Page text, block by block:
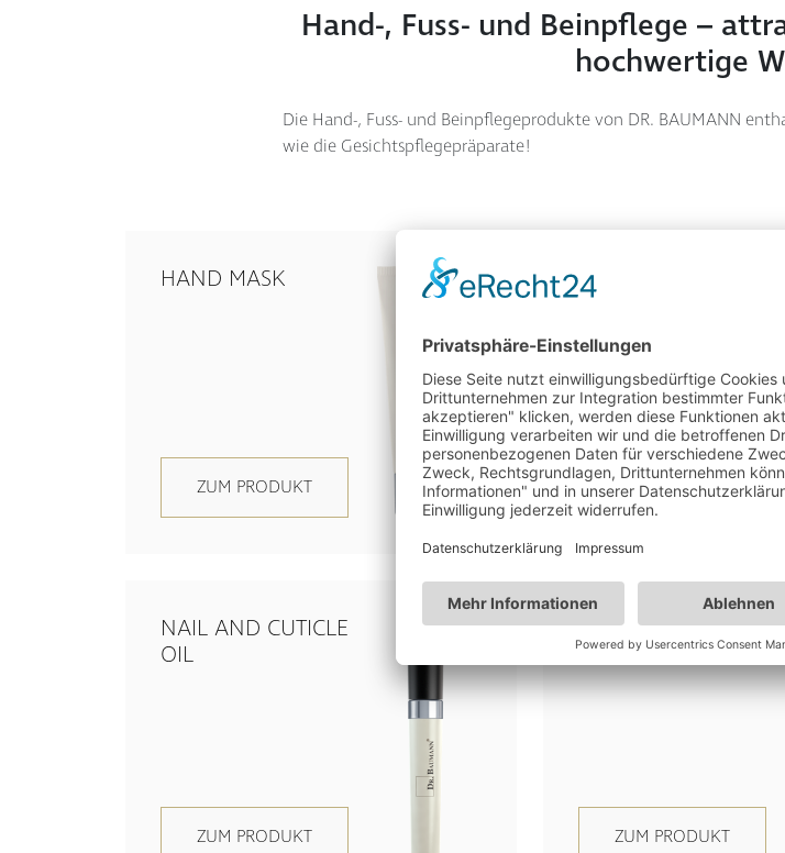
Hand-, Fuss- und Beinpflege –
hochwertige
Die Hand-, Fuss- und Beinpflegeprodukte von DR. BAUMANN
wie die Gesichtspflegepräparate!
HAND MASK
ZUM PRODUKT
HAND CREAM
ZUM PRODUKT
NAIL AND CUTICLE
OIL
ZUM PRODUKT
FOOT CREAM TEA
TREE OIL
ZUM PRODUKT